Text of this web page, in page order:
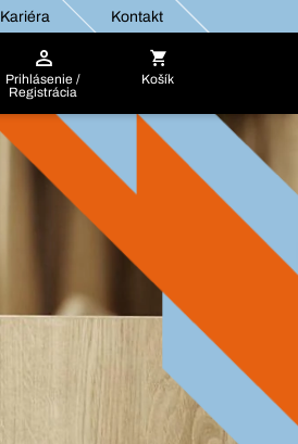
Kariéra Kontakt
Prihlásenie /
Registrácia
Košík